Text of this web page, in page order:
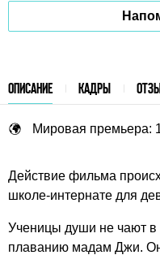
ОПИСАНИЕ КАДРЫ
Мировая премьера:
Действие фильма
школе-интернате для
Ученицы души не чают в
плаванию мадам Джи.